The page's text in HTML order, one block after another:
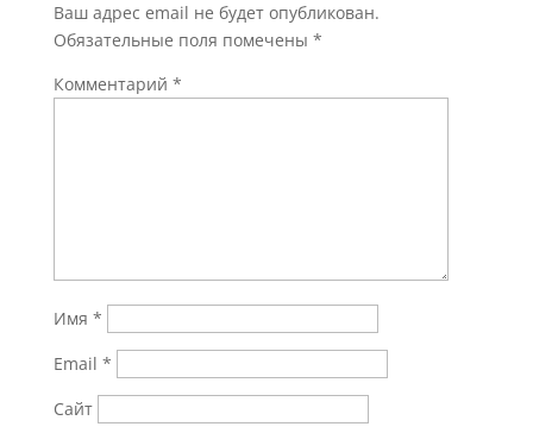
Ваш адрес email не будет опубликован.
Обязательные поля помечены *
Комментарий *
Имя *
Email *
Сайт